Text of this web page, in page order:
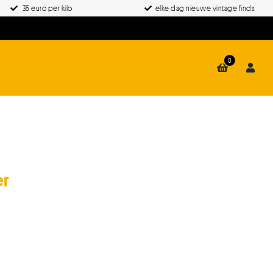
35 euro per kilo elke dag nieuwe vintage finds
0